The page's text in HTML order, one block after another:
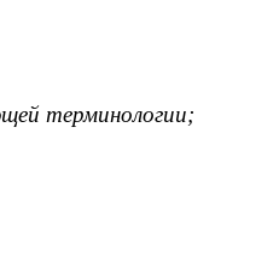
терминологии;